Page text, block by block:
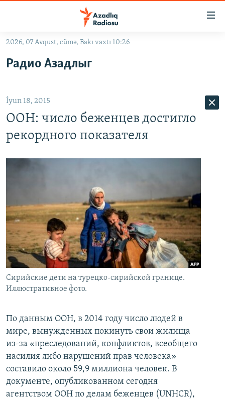
Əsas
qayıt
qayıt
Axtarışa
#İZAHLA
#ƏSLINDƏ
QANUNI DOĞRU
ARAŞDIRMA
FOTOQALEREYA
İNFOQRAFIKA
KARIKATURA
OXU ZALI
AZƏRBAYCAN ƏDƏBIYYATI KITABXANASI
İSLAM VƏ DEMOKRATIYA
HAQQIMIZDA
MISSIYAMIZ
PEŞƏ ETIKASI VƏ JURNALISTIKA STANDARTLARIMIZ
AZADLIQRADIOSU MOBIL TELEFONUNUZDA
XƏBƏR BÜLLETENLƏRIMIZ
BIZI IZLƏ
RFE/RL-in bütün saytları
2026, 07 Avqust, cümə, Bakı vaxtı 10:26
Радио Азадлыг
İyun 18, 2015
ООН: число беженцев достигло
рекордного показателя
Сирийские дети на турецко-сирийской границе.
Иллюстративное фото.
По данным ООН, в 2014 году число людей в
мире, вынужденных покинуть свои жилища
из-за «преследований, конфликтов, всеобщего
насилия либо нарушений прав человека»
составило около 59,9 миллиона человек. В
документе, опубликованном сегодня
агентством ООН по делам беженцев (UNHCR),